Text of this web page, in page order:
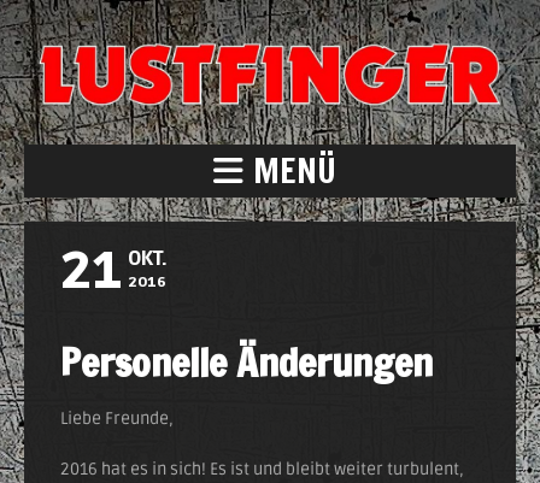
MENÜ
21 OKT.
2016
Personelle Änderungen
Liebe Freunde,
2016 hat es in sich! Es ist und bleibt weiter turbulent,